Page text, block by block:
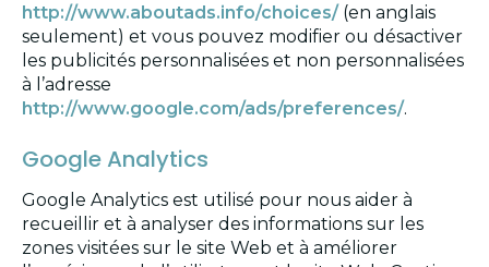
http://www.aboutads.info/choices/(en anglais
seulement) et vous pouvez modifier ou désactiver
les publicités personnalisées et non personnalisées
à l’adresse
http://www.google.com/ads/preferences/.
Google Analytics
Google Analytics est utilisé pour nous aider à
recueillir et à analyser des informations sur les
zones visitées sur le site Web et à améliorer